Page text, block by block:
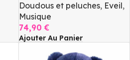
Doudous et peluches, Eveil,
Musique
74,90€
Ajouter Au Panier